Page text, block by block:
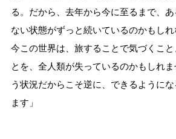
る。だから、去年から今に至るまで、
ない状態がずっと続いているのかもしれ
今この世界は、旅することで気づくこ
とを、全人類が失っているのかもしれ
う状況だからこそ逆に、できるように
ます」